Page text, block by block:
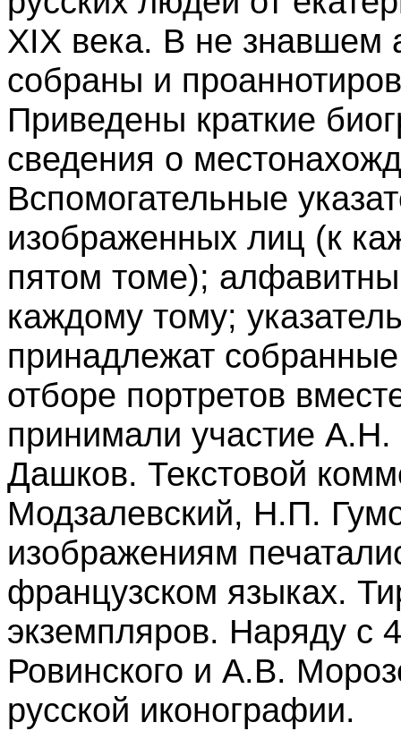
XIX века. В не знавшем
собраны и
Приведены краткие
сведения о
Вспомогательные
изображенных лиц (к
пятом томе);
каждому тому;
принадлежат
отборе портретов
принимали участие
Дашков. Текстовой
Модзалевский, Н.П.
изображениям
французском языках.
экземпляров. Наряду с
Ровинского и А.В.
русской иконографии.